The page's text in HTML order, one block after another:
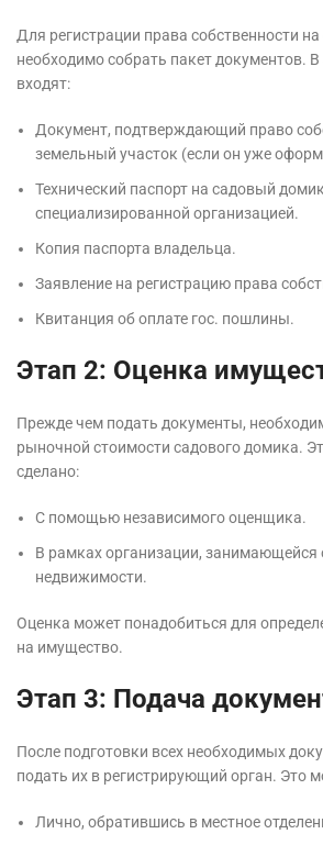
Для регистрации права собственности
необходимо собрать пакет документов.
входят:
Документ, подтверждающий право
земельный участок (если он уже
Технический паспорт на садовый
специализированной организацией.
Копия паспорта владельца.
Заявление на регистрацию права
Квитанция об оплате гос. пошлины.
Этап 2: Оценка
Прежде чем подать документы,
рыночной стоимости садового домика.
сделано:
С помощью независимого оценщика.
В рамках организации, занимающейся
недвижимости.
Оценка может понадобиться для
на имущество.
Этап 3: Подача
После подготовки всех необходимых
подать их в регистрирующий орган. Это
Лично, обратившись в местное